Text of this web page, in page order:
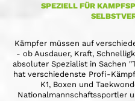
SPEZIELL FÜR
Kämpfer müssen auf
- ob Ausdauer, Kraft,
absoluter Spezialist in Sachen
hat verschiedenste Profi-
K1, Boxen und
Nationalmannschaftssportler